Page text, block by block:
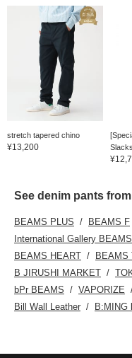
stretch tapered chino
¥13,200
See denim pants
BEAMS PLUS BEAMS F
International Gallery BEAMS
BEAMS HEART
BEAMS
B JIRUSHI MARKET
bPr BEAMS
VAPORIZE
Bill Wall Leather
B:MING